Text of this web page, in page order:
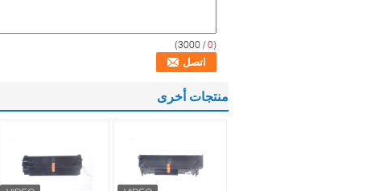
(
0
/ 3000)
منتجات أخرى